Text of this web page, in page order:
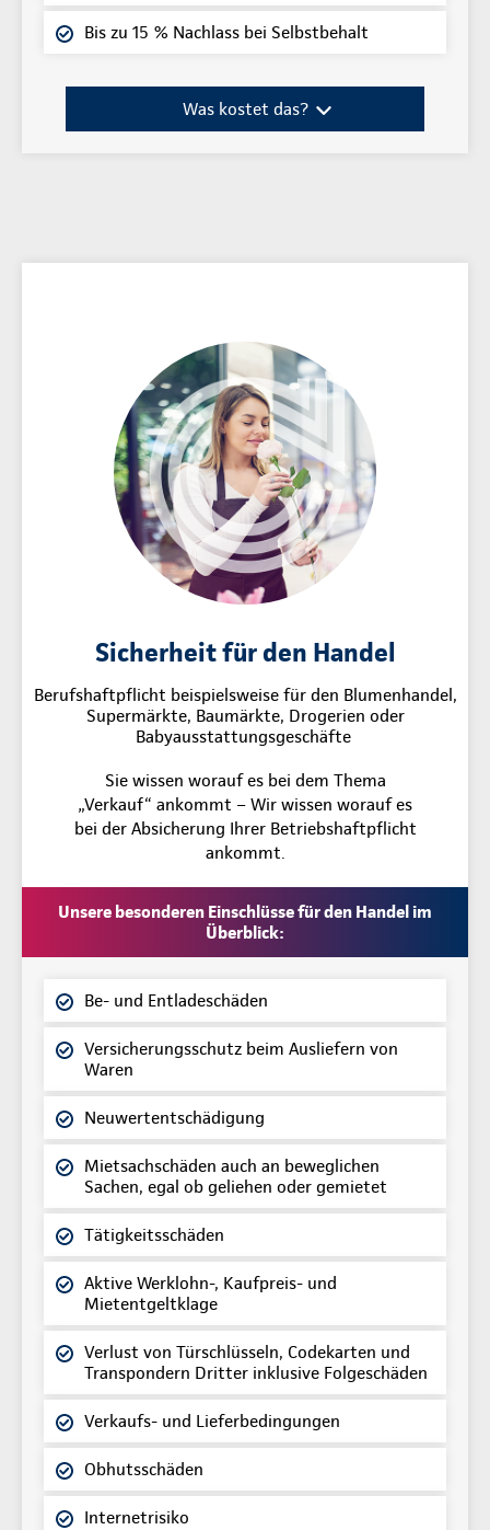
Bis zu 15 % Nachlass bei Selbstbehalt
Was kostet das?
Sicherheit für den Handel
Berufshaftpflicht beispielsweise für den Blumenhandel,
Supermärkte, Baumärkte, Drogerien oder
Babyausstattungsgeschäfte
Sie wissen worauf es bei dem Thema
„Verkauf“ ankommt – Wir wissen worauf es
bei der Absicherung Ihrer Betriebshaftpflicht
ankommt.
Unsere besonderen Einschlüsse für den Handel im
Überblick:
Be- und Entladeschäden
Versicherungsschutz beim Ausliefern von
Waren
Neuwertentschädigung
Mietsachschäden auch an beweglichen
Sachen, egal ob geliehen oder gemietet
Tätigkeitsschäden
Aktive Werklohn-, Kaufpreis- und
Mietentgeltklage
Verlust von Türschlüsseln, Codekarten und
Transpondern Dritter inklusive Folgeschäden
Verkaufs- und Lieferbedingungen
Obhutsschäden
Internetrisiko